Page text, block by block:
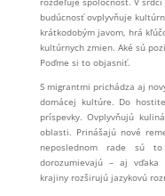
budúcnosť ovplyvňuje
krátkodobým javom, hrá
kultúrnych zmien. Aké sú
Poďme si to objasniť.
S migrantmi prichádza aj
domácej kultúre. Do
príspevky. Ovplyvňujú
oblasti. Prinášajú nové
neposlednom rade sú
dorozumievajú – aj
krajiny rozširujú jazykovú